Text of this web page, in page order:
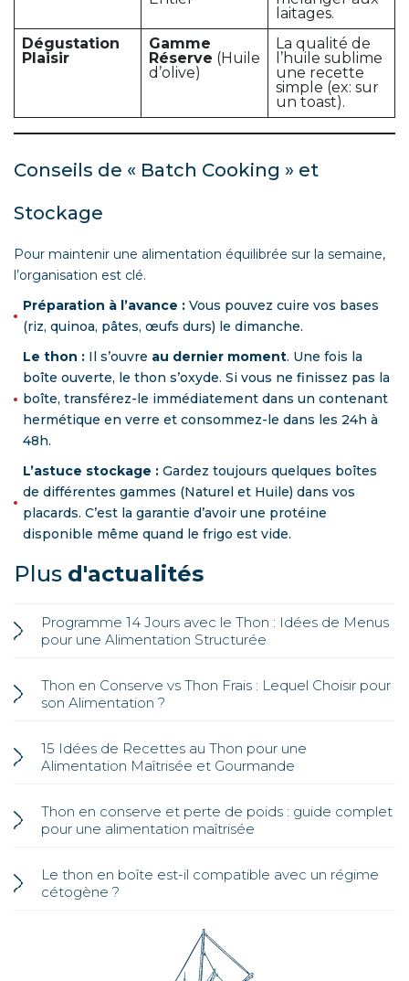
laitages.
Dégustation
Plaisir
Gamme
Réserve (Huile
d’olive)
La qualité de
l’huile sublime
une recette
simple (ex: sur
un toast).
Conseils de « Batch Cooking » et
Stockage
Pour maintenir une alimentation équilibrée sur la semaine,
l’organisation est clé.
Préparation à l’avance : Vous pouvez cuire vos bases
(riz, quinoa, pâtes, œufs durs) le dimanche.
Le thon : Il s’ouvre au dernier moment. Une fois la
boîte ouverte, le thon s’oxyde. Si vous ne finissez pas la
boîte, transférez-le immédiatement dans un contenant
hermétique en verre et consommez-le dans les 24h à
48h.
L’astuce stockage : Gardez toujours quelques boîtes
de différentes gammes (Naturel et Huile) dans vos
placards. C’est la garantie d’avoir une protéine
disponible même quand le frigo est vide.
Plus d'actualités
Programme 14 Jours avec le Thon : Idées de Menus
pour une Alimentation Structurée
Thon en Conserve vs Thon Frais : Lequel Choisir pour
son Alimentation ?
15 Idées de Recettes au Thon pour une
Alimentation Maîtrisée et Gourmande
Thon en conserve et perte de poids : guide complet
pour une alimentation maîtrisée
Le thon en boîte est-il compatible avec un régime
cétogène ?